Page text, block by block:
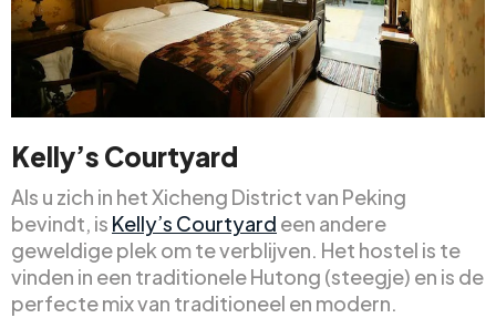
Kelly’s Courtyard
Als u zich in het Xicheng District van Peking
bevindt, is Kelly’s Courtyard een andere
geweldige plek om te verblijven. Het hostel is te
vinden in een traditionele Hutong (steegje) en is de
perfecte mix van traditioneel en modern.